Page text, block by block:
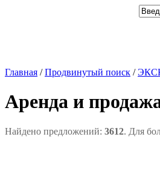
Главная /Продвинутый поиск /
Аренда и
Найдено предложений: 3612. Для